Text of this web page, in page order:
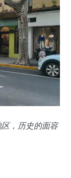
，历史的面容